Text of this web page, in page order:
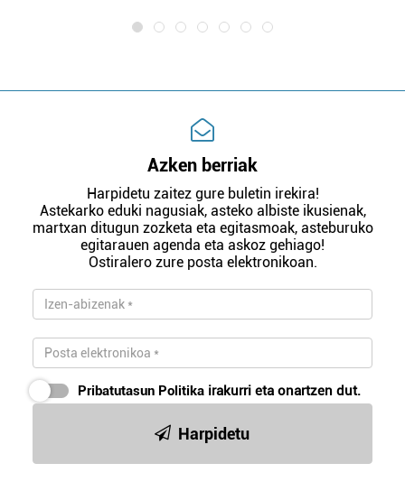
Azken berriak
Harpidetu zaitez gure buletin irekira!
Astekarko eduki nagusiak, asteko albiste ikusienak,
martxan ditugun zozketa eta egitasmoak, asteburuko
egitarauen agenda eta askoz gehiago!
Ostiralero zure posta elektronikoan.
Pribatutasun Politika irakurri eta onartzen dut.
Harpidetu